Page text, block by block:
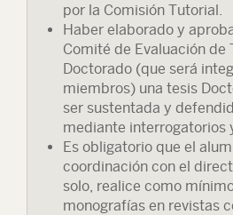
por la Comisión Tutorial.
Haber elaborado y
Comité de Evaluación de
Doctorado (que será
miembros) una tesis
ser sustentada y
mediante interrogatorios
Es obligatorio que el
coordinación con el
solo, realice como
monografías en revistas